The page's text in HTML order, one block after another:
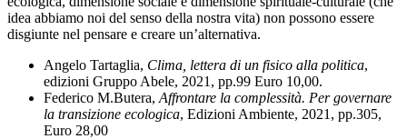
idea abbiamo noi del senso della nostra vita) non possono essere
disgiunte nel pensare e creare un’alternativa.
Angelo Tartaglia, Clima, lettera di un fisico alla politica,
edizioni Gruppo Abele, 2021, pp.99 Euro 10,00.
Federico M.Butera, Affrontare la complessità. Per governare
la transizione ecologica, Edizioni Ambiente, 2021, pp.305,
Euro 28,00